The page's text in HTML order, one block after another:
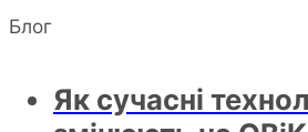
Блог
Як сучасні